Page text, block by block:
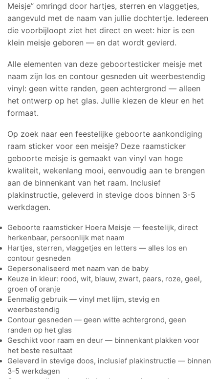
Meisje” omringd door hartjes, sterren en vlaggetjes,
aangevuld met de naam van jullie dochtertje. Iedereen
die voorbijloopt ziet het direct en weet: hier is een
klein meisje geboren — en dat wordt gevierd.
Alle elementen van deze geboortesticker meisje met
naam zijn los en contour gesneden uit weerbestendig
vinyl: geen witte randen, geen achtergrond — alleen
het ontwerp op het glas. Jullie kiezen de kleur en het
formaat.
Op zoek naar een feestelijke geboorte aankondiging
raam sticker voor een meisje? Deze raamsticker
geboorte meisje is gemaakt van vinyl van hoge
kwaliteit, wekenlang mooi, eenvoudig aan te brengen
aan de binnenkant van het raam. Inclusief
plakinstructie, geleverd in stevige doos binnen 3-5
werkdagen.
Geboorte raamsticker Hoera Meisje — feestelijk, direct
herkenbaar, persoonlijk met naam
Hartjes, sterren, vlaggetjes en letters — alles los en
contour gesneden
Gepersonaliseerd met naam van de baby
Keuze in kleur: rood, wit, blauw, zwart, paars, roze, geel,
groen of oranje
Eenmalig gebruik — vinyl met lijm, stevig en
weerbestendig
Contour gesneden — geen witte achtergrond, geen
randen op het glas
Geschikt voor raam en deur — binnenkant plakken voor
het beste resultaat
Geleverd in stevige doos, inclusief plakinstructie — binnen
3–5 werkdagen